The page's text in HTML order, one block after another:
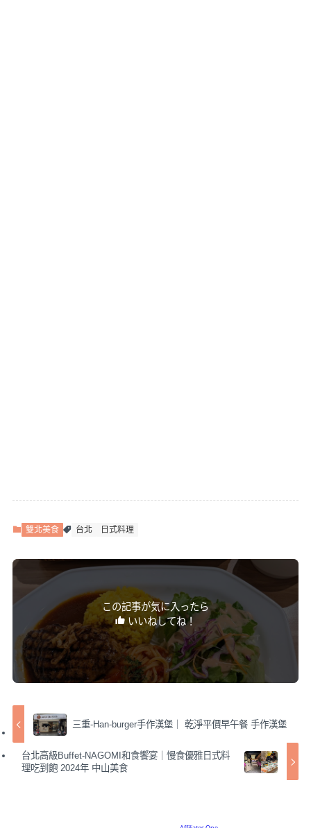
雙北美食 台北 日式料理
この記事が気に入ったら
いいねしてね！
三重-Han-burger手作漢堡｜ 乾淨平價早午餐 手作漢堡
台北高級Buffet-NAGOMI和食饗宴｜慢食優雅日式料
理吃到飽 2024年 中山美食